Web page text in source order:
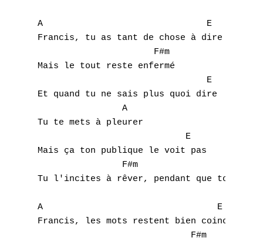
A				E
Francis, tu as tant de chose à dire
Mais le tout reste enfermé
Et quand tu ne sais plus quoi dire
Tu te mets à pleurer
Mais ça ton publique le voit pas
Tu l'incites à rêver, pendant que toi tu le
A                                 E
Francis, les mots restent bien coincés
                             F#m